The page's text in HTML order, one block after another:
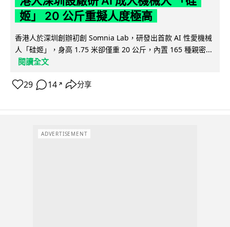
姬」 20 公斤重擬人度極高
香港人於深圳創辦初創 Somnia Lab，研發出首款 AI 性愛機械
人「硅姬」，身高 1.75 米卻僅重 20 公斤，內置 165 種親密...
閱讀全文
29 14 ↗ 分享
ADVERTISEMENT